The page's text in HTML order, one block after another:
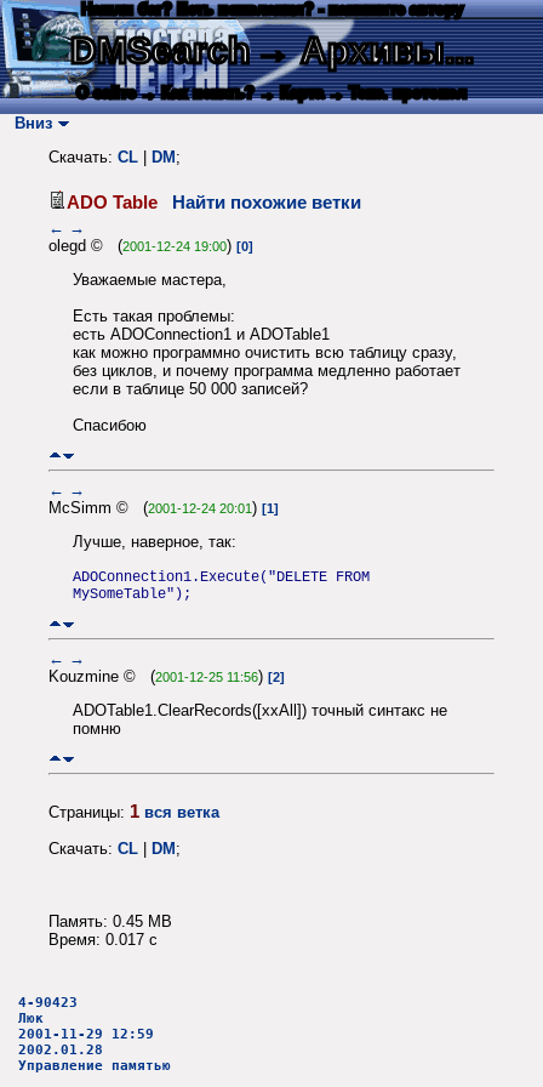
Нашли баг? Есть пожелания? - напишите автору
DMSearch→ Архивы...
О сайте → Как искать? → Карта → Текс. протокол
Вниз
Скачать: CL DM ;
ADO Table Найти похожие ветки
← →
olegd © (2001-12-24 19:00) [0]
Уважаемые мастера,
Есть такая проблемы:
есть ADOConnection1 и ADOTable1
как можно программно очистить всю таблицу сразу,
без циклов, и почему программа медленно работает
если в таблице 50 000 записей?
Спасибою
← →
McSimm © (2001-12-24 20:01) [1]
Лучше, наверное, так:
ADOConnection1.Execute("DELETE FROM
MySomeTable");
← →
Kouzmine © (2001-12-25 11:56) [2]
ADOTable1.ClearRecords([xxAll]) точный синтакс не
помню
Страницы: 1 вся ветка
Скачать: CL | DM;
Память: 0.45 MB
Время: 0.017 c
4-90423
Люк
2001-11-29 12:59
2002.01.28
Управление памятью